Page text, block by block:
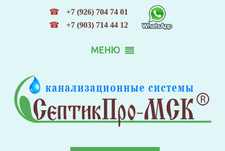
☎ +7 (926) 704 74 01
☎ +7 (903) 714 44 12
МЕНЮ